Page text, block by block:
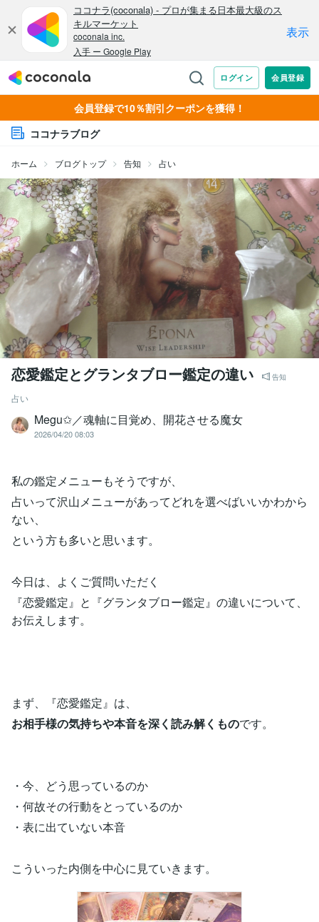
会員登録で10％割引クーポンを獲得！
ココナラブログ
ホーム ブログトップ 告知 占い
恋愛鑑定とグランタブロー鑑定の違い 告知
占い
Megu✩／魂軸に目覚め、開花させる魔女
2026/04/20 08:03
私の鑑定メニューもそうですが、
占いって沢山メニューがあってどれを選べばいいかわから
ない、
という方も多いと思います。
今日は、よくご質問いただく
『恋愛鑑定』と『グランタブロー鑑定』の違いについて、
お伝えします。
まず、『恋愛鑑定』は、
お相手様の気持ちや本音を深く読み解くものです。
・今、どう思っているのか
・何故その行動をとっているのか
・表に出ていない本音
こういった内側を中心に見ていきます。